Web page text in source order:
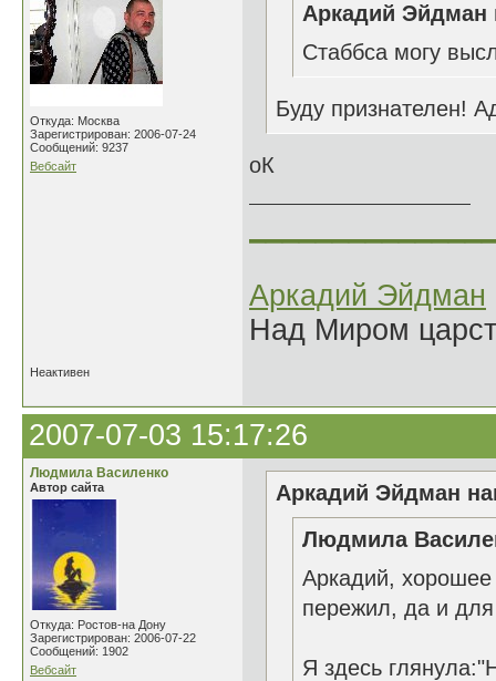
Откуда: Москва
Зарегистрирован: 2006-07-24
Сообщений: 9237
Вебсайт
Аркадий Эйдман
Стаббса могу
Буду признателен!
оК
Аркадий Эйдман
Над Миром
Неактивен
2007-07-03 15:17:26
Людмила Василенко
Автор сайта
Откуда: Ростов-на Дону
Зарегистрирован: 2006-07-22
Сообщений: 1902
Вебсайт
Аркадий Эйдман
Людмила
Аркадий, хорошее
пережил, да и
Я здесь